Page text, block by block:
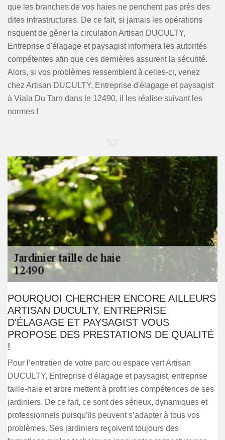
que les branches de vos haies ne penchent pas près des
dites infrastructures. De ce fait, si jamais les opérations
risquent de gêner la circulation Artisan DUCULTY,
Entreprise d'élagage et paysagist informera les autorités
compétentes afin que ces dernières assurent la sécurité.
Alors, si vos problèmes ressemblent à celles-ci, venez
chez Artisan DUCULTY, Entreprise d'élagage et paysagist
à Viala Du Tarn dans le 12490, il les réalise suivant les
normes !
POURQUOI CHERCHER ENCORE AILLEURS
ARTISAN DUCULTY, ENTREPRISE
D'ÉLAGAGE ET PAYSAGIST VOUS
PROPOSE DES PRESTATIONS DE QUALITÉ
!
Pour l’entretien de votre parc ou espace vert Artisan
DUCULTY, Entreprise d'élagage et paysagist, entreprise
taille-haie et arbre mettent à profit les compétences de ses
jardiniers. De ce fait, ce sont des sérieux, dynamiques et
professionnels puisqu’ils peuvent s’adapter à tous vos
problèmes. Ses jardiniers reçoivent toujours des